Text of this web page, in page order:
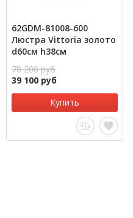
62GDM-81008-600
Люстра Vittoria золото
d60см h38см
78 200 руб
39 100 руб
Купить